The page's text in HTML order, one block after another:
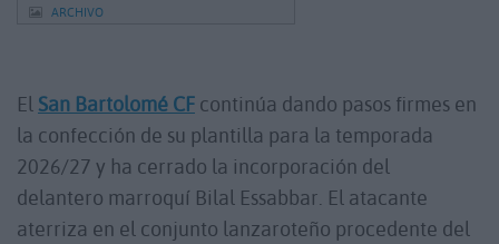
ARCHIVO
El San Bartolomé CF continúa dando pasos firmes en
la confección de su plantilla para la temporada
2026/27 y ha cerrado la incorporación del
delantero marroquí Bilal Essabbar. El atacante
aterriza en el conjunto lanzaroteño procedente del